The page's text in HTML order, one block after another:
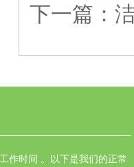
下一篇：
作时间 。以下是我们的正常